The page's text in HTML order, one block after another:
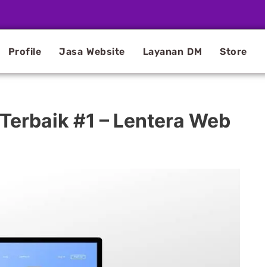
Profile Jasa Website Layanan DM Store
#1 – Lentera Web